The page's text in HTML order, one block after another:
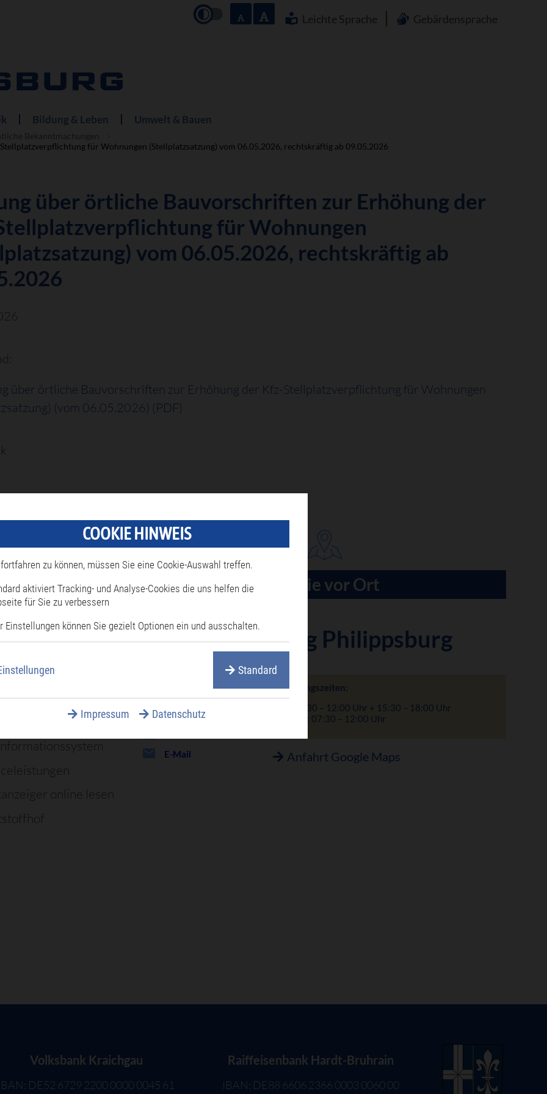
Leichte Sprache Gebärdensprache
Bildung & Leben Umwelt & Bauen
für Wohnungen (Stellplatzsatzung) vom 06.05.2026, rechtskräftig ab 09.05.2026
über örtliche Bauvorschriften zur Erhöhung der
für Wohnungen
vom 06.05.2026, rechtskräftig ab
über örtliche Bauvorschriften zur Erhöhung der Kfz-Stellplatzverpflichtung für Wohnungen
(vom 06.05.2026) (PDF)
gesucht
Videokonferenz
online lesen
Für Sie vor Ort
Stadtverwaltung Philippsburg
76661 Philippsburg
07256 87 – 0
E-Mail
Öffnungszeiten:
Mo: 7:30 – 12:00 Uhr + 15:30 – 18:00 Uhr
Di – Fr: 07:30 – 12:00 Uhr
Anfahrt Google Maps
Volksbank Kraichgau
DE52 6729 2200 0000 0045 61
Raiffeisenbank Hardt-Bruhrain
IBAN: DE88 6606 2366 0003 0060 00
COOKIE HINWEIS
zu können, müssen Sie eine Cookie-Auswahl treffen.
aktiviert Tracking- und Analyse-Cookies die uns helfen die
für Sie zu verbessern
Einstellungen können Sie gezielt Optionen ein und ausschalten.
Standard
Impressum Datenschutz